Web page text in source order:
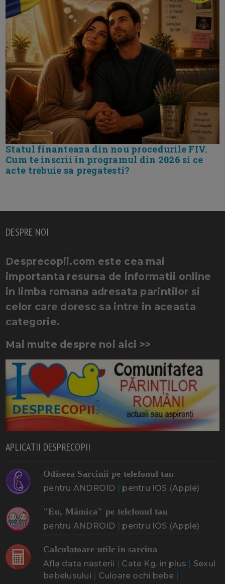
Statul finanteaza din nou procedurile FIV.
Cum te inscrii in programul din 2026 si ce
acte trebuie sa pregatesti?
DESPRE NOI
Desprecopii.com este cea mai
importanta resursa de informatii online
in limba romana adresata parintilor si
celor care doresc sa intre in aceasta
categorie.
Mai multe despre noi aici >>
APLICATII DESPRECOPII
Odiseea Sarcinii pe telefonul tau
pentru ANDROID | pentru IOS (Apple)
"Eu, Mămica" pe telefonul tau
pentru ANDROID | pentru IOS (Apple)
Calculatoare utile in sarcina
Afla data nasterii | Cate Kg. in plus | Sexul
bebelusului | Culoare ochi bebe |